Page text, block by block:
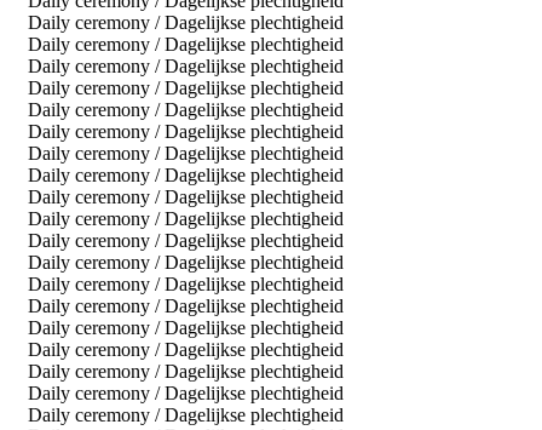
Daily ceremony / Dagelijkse plechtigheid
Daily ceremony / Dagelijkse plechtigheid
Daily ceremony / Dagelijkse plechtigheid
Daily ceremony / Dagelijkse plechtigheid
Daily ceremony / Dagelijkse plechtigheid
Daily ceremony / Dagelijkse plechtigheid
Daily ceremony / Dagelijkse plechtigheid
Daily ceremony / Dagelijkse plechtigheid
Daily ceremony / Dagelijkse plechtigheid
Daily ceremony / Dagelijkse plechtigheid
Daily ceremony / Dagelijkse plechtigheid
Daily ceremony / Dagelijkse plechtigheid
Daily ceremony / Dagelijkse plechtigheid
Daily ceremony / Dagelijkse plechtigheid
Daily ceremony / Dagelijkse plechtigheid
Daily ceremony / Dagelijkse plechtigheid
Daily ceremony / Dagelijkse plechtigheid
Daily ceremony / Dagelijkse plechtigheid
Daily ceremony / Dagelijkse plechtigheid